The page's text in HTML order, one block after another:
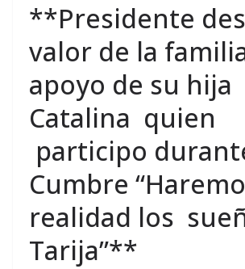
**Presidente
valor de la
apoyo de su hija
Catalina quien
participo
Cumbre
realidad los
Tarija”**